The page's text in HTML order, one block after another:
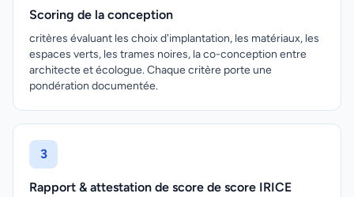
Scoring de la conception
critères évaluant les choix d'implantation, les matériaux, les
espaces verts, les trames noires, la co-conception entre
architecte et écologue. Chaque critère porte une
pondération documentée.
3
Rapport & attestation de score de score IRICE